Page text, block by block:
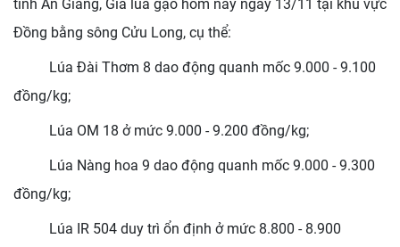
tỉnh An Giang, Giá lúa gạo hôm nay ngày 13/11 tại khu vực
Đồng bằng sông Cửu Long, cụ thể:
Lúa Đài Thơm 8 dao động quanh mốc 9.000 - 9.100
đồng/kg;
Lúa OM 18 ở mức 9.000 - 9.200 đồng/kg;
Lúa Nàng hoa 9 dao động quanh mốc 9.000 - 9.300
đồng/kg;
Lúa IR 504 duy trì ổn định ở mức 8.800 - 8.900